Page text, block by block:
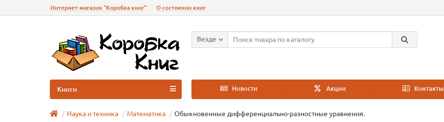
Интернет-магазин "Коробка книг" О состоянии книг
Везде
Новости Акции Контакты
Книги
Наука и техника Математика Обыкновенные дифференциально-разностные уравнения.